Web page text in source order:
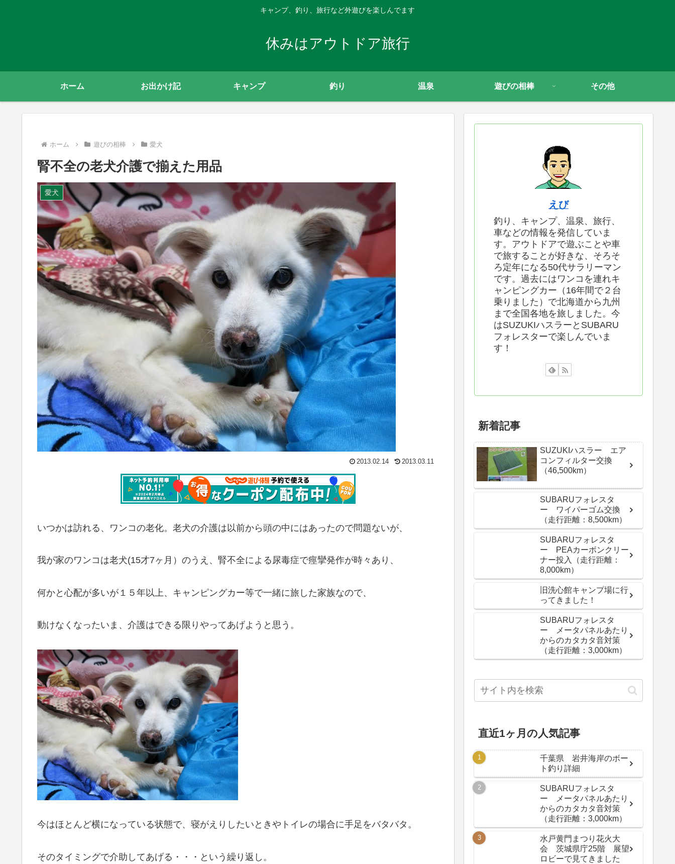
キャンプ、釣り、旅行など外遊びを楽しんでます
休みはアウトドア旅行
ホーム お出かけ記 キャンプ 釣り 温泉 遊びの相棒 その他
ホーム 遊びの相棒 愛犬
腎不全の老犬介護で揃えた用品
愛犬
2013.02.14 2013.03.11
いつかは訪れる、ワンコの老化。老犬の介護は以前から頭の中にはあったので問題ないが、
我が家のワンコは老犬(15才7ヶ月）のうえ、腎不全による尿毒症で痙攣発作が時々あり、
何かと心配が多いが１５年以上、キャンピングカー等で一緒に旅した家族なので、
動けなくなったいま、介護はできる限りやってあげようと思う。
今はほとんど横になっている状態で、寝がえりしたいときやトイレの場合に手足をバタバタ。
そのタイミングで介助してあげる・・・という繰り返し。
えび
釣り、キャンプ、温泉、旅行、
車などの情報を発信していま
す。アウトドアで遊ぶことや車
で旅することが好きな、そろそ
ろ定年になる50代サラリーマン
です。過去にはワンコを連れキ
ャンピングカー（16年間で２台
乗りました）で北海道から九州
まで全国各地を旅しました。今
はSUZUKIハスラーとSUBARU
フォレスターで楽しんでいま
す！
新着記事
SUZUKIハスラー エア
コンフィルター交換
（46,500km）
SUBARUフォレスタ
ー ワイパーゴム交換
（走行距離：8,500km）
SUBARUフォレスタ
ー PEAカーボンクリー
ナー投入（走行距離：
8,000km）
旧洗心館キャンプ場に行
ってきました！
SUBARUフォレスタ
ー メータパネルあたり
からのカタカタ音対策
（走行距離：3,000km）
直近1ヶ月の人気記事
千葉県 岩井海岸のボー
ト釣り詳細
SUBARUフォレスタ
ー メータパネルあたり
からのカタカタ音対策
（走行距離：3,000km）
水戸黄門まつり花火大
会 茨城県庁25階 展望
ロビーで見てきました